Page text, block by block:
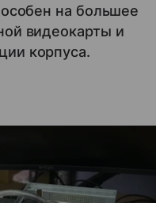
на большее
видеокарты и
корпуса.